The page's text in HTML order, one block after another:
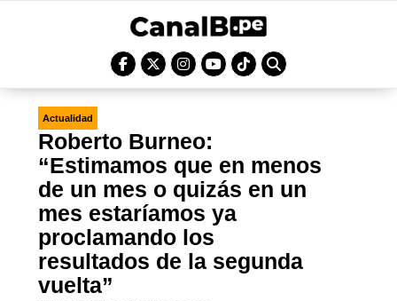
Actualidad
Roberto Burneo:
“Estimamos que en menos
de un mes o quizás en un
mes estaríamos ya
proclamando los
resultados de la segunda
vuelta”